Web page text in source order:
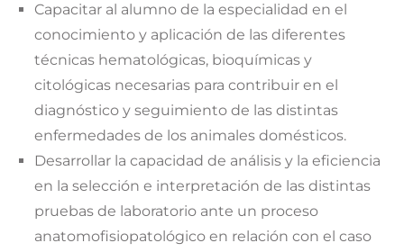
Capacitar al alumno de la especialidad en el
conocimiento y aplicación de las diferentes
técnicas hematológicas, bioquímicas y
citológicas necesarias para contribuir en el
diagnóstico y seguimiento de las distintas
enfermedades de los animales domésticos.
Desarrollar la capacidad de análisis y la eficiencia
en la selección e interpretación de las distintas
pruebas de laboratorio ante un proceso
anatomofisiopatológico en relación con el caso